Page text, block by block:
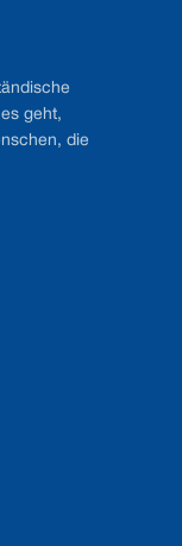
geht,
die